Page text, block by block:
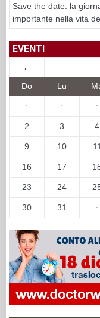
Save the date: la
importante nella vita
EVENTI
←
Do Lu
· · ·
2 3 4
9 10 11
16 17
23 24
30 31 ·